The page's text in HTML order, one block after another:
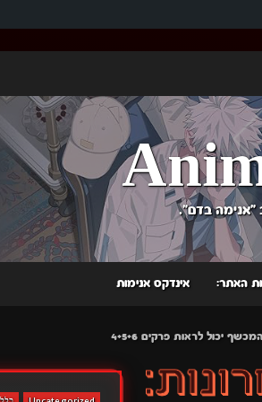
בדם".
האתר: אינדקס אנימות
יכול לראות פרקים 4+5+6